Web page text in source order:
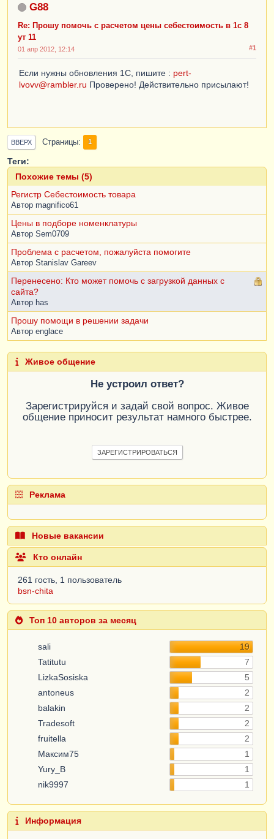
G88
Re: Прошу помочь с расчетом цены себестоимость в 1с 8
ут 11
#1
01 апр 2012, 12:14
Если нужны обновления 1С, пишите : pert-
lvovv@rambler.ru Проверено! Действительно присылают!
ВВЕРХ Страницы 1
Теги:
Похожие темы (5)
Регистр Себестоимость товара
Автор magnifico61
Цены в подборе номенклатуры
Автор Sem0709
Проблема с расчетом, пожалуйста помогите
Автор Stanislav Gareev
Перенесено: Кто может помочь с загрузкой данных с
сайта?
Автор has
Прошу помощи в решении задачи
Автор englace
Живое общение
Не устроил ответ?
Зарегистрируйся и задай свой вопрос. Живое
общение приносит результат намного быстрее.
ЗАРЕГИСТРИРОВАТЬСЯ
Реклама
Новые вакансии
Кто онлайн
261 гость, 1 пользователь
bsn-chita
Топ 10 авторов за месяц
sali
19
Tatitutu
7
LizkaSosiska
5
antoneus
2
balakin
2
Tradesoft
2
fruitella
2
Максим75
1
Yury_B
1
nik9997
1
Информация